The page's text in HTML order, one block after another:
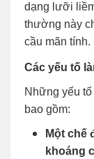
dạng lưỡi
thường này
cầu mãn tính.
Các yếu tố
Những yếu
bao gồm:
Một chế
khoáng